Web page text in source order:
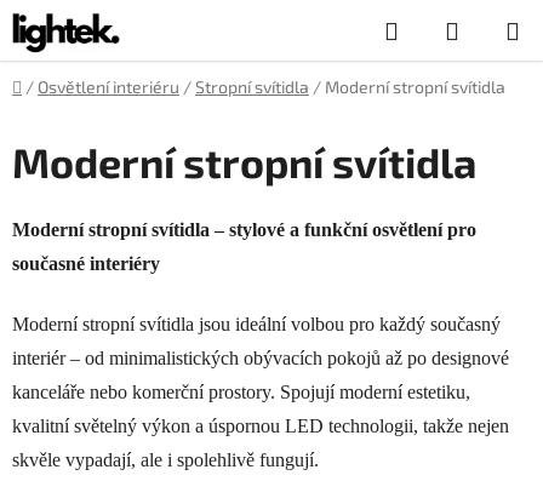
Přejít
na
obsah
Hledat
KOŠÍK
Domů
/ Osvětlení interiéru /Stropní svítidla / Moderní stropní svítidla
Moderní stropní svítidla
Moderní stropní svítidla – stylové a funkční osvětlení pro
současné interiéry
Moderní stropní svítidla jsou ideální volbou pro každý současný
interiér – od minimalistických obývacích pokojů až po designové
kanceláře nebo komerční prostory. Spojují moderní estetiku,
kvalitní světelný výkon a úspornou LED technologii, takže nejen
skvěle vypadají, ale i spolehlivě fungují.